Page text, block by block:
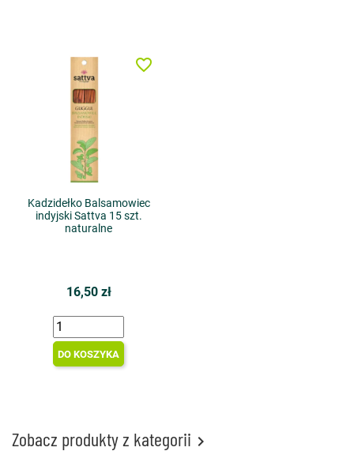
Kadzidełko Balsamowiec
indyjski Sattva 15 szt.
naturalne
16,50 zł
DO KOSZYKA
favorite_border
Zobacz produkty z kategorii 